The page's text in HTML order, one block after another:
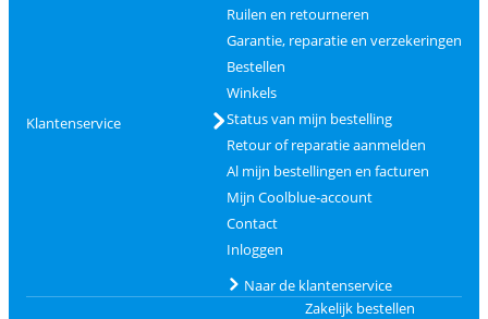
Klantenservice
Ruilen en retourneren
Garantie, reparatie en verzekeringen
Bestellen
Winkels
Status van mijn bestelling
Retour of reparatie aanmelden
Al mijn bestellingen en facturen
Mijn Coolblue-account
Contact
Inloggen
Naar de klantenservice
Zakelijk bestellen